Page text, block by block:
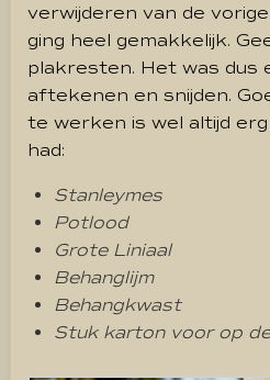
verwijderen van de
ging heel gemakkelijk.
plakresten. Het was dus
aftekenen en snijden.
te werken is wel altijd erg
had:
Stanleymes
Potlood
Grote Liniaal
Behanglijm
Behangkwast
Stuk karton voor op